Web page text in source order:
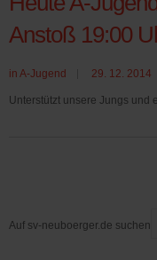
Anstoß 19:00
in A-Jugend 29. 12. 2014
Unterstützt unsere Jungs und
Auf sv-neuboerger.de suchen